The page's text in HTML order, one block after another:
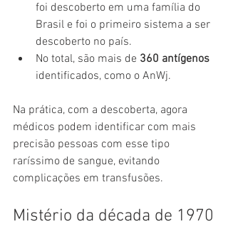
foi descoberto em uma família do
Brasil e foi o primeiro sistema a ser
descoberto no país.
No total, são mais de 360 antígenos
identificados, como o AnWj.
Na prática, com a descoberta, agora
médicos podem identificar com mais
precisão pessoas com esse tipo
raríssimo de sangue, evitando
complicações em transfusões.
Mistério da década de 1970